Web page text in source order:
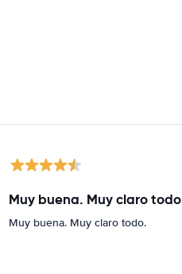
Muy buena. Muy claro todo
Muy buena. Muy claro todo.